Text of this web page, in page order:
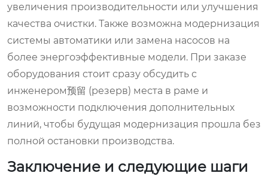
увеличения производительности или улучшения
качества очистки. Также возможна модернизация
системы автоматики или замена насосов на
более энергоэффективные модели. При заказе
оборудования стоит сразу обсудить с
инженером预留 (резерв) места в раме и
возможности подключения дополнительных
линий, чтобы будущая модернизация прошла без
полной остановки производства.
Заключение и следующие шаги